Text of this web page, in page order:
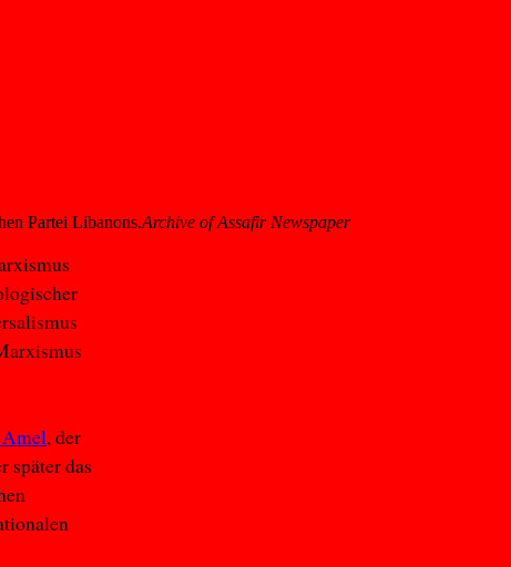
Partei Libanons.Archive of Assafir Newspaper
, der
später das